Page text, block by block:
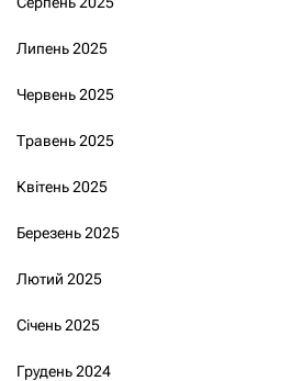
Липень 2025
Червень 2025
Травень 2025
Квітень 2025
Березень 2025
Лютий 2025
Січень 2025
Грудень 2024